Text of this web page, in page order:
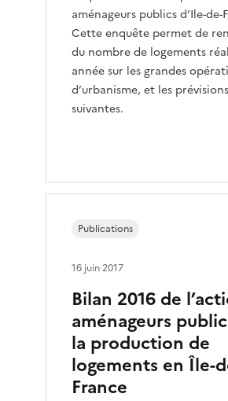
aménageurs publics d’Ile-de-
Cette enquête permet de
du nombre de logements
année sur les grandes
d’urbanisme, et les
suivantes.
Bilan 2016 de
aménageurs
la production de
logements en Île-
France
Publications
16 juin 2017